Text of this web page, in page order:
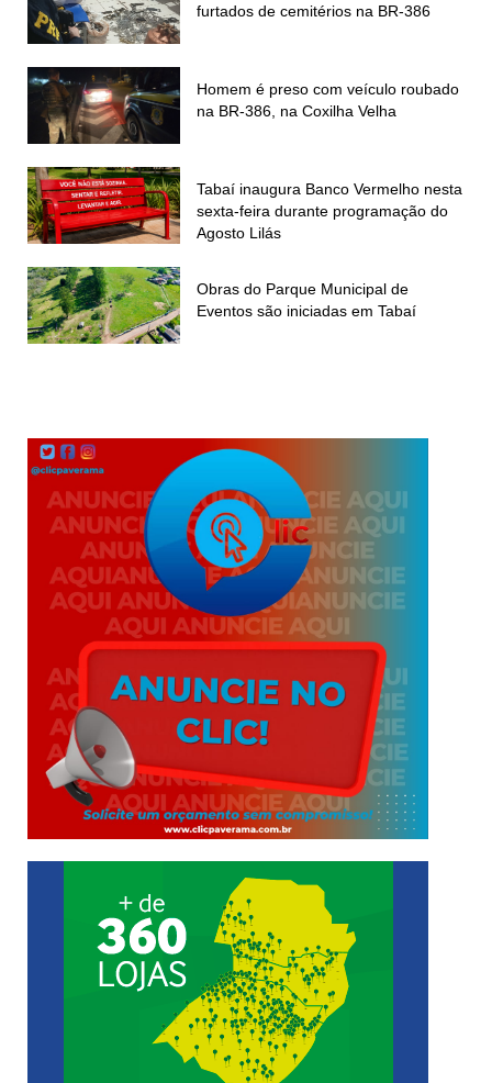
furtados de cemitérios na BR-386
Homem é preso com veículo roubado
na BR-386, na Coxilha Velha
Tabaí inaugura Banco Vermelho nesta
sexta-feira durante programação do
Agosto Lilás
Obras do Parque Municipal de
Eventos são iniciadas em Tabaí